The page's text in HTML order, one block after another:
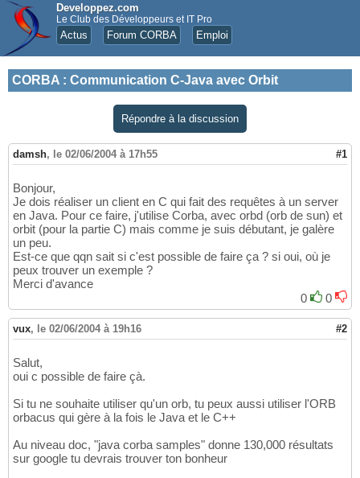
Developpez.com
Le Club des Développeurs et IT Pro
Actus Forum CORBA Emploi
CORBA : Communication C-Java avec Orbit
Répondre à la discussion
damsh, le 02/06/2004 à 17h55 #1
Bonjour,
Je dois réaliser un client en C qui fait des requêtes à un server
en Java. Pour ce faire, j'utilise Corba, avec orbd (orb de sun) et
orbit (pour la partie C) mais comme je suis débutant, je galère
un peu.
Est-ce que qqn sait si c'est possible de faire ça ? si oui, où je
peux trouver un exemple ?
Merci d'avance
0
0
vux, le 02/06/2004 à 19h16 #2
Salut,
oui c possible de faire çà.
Si tu ne souhaite utiliser qu'un orb, tu peux aussi utiliser l'ORB
orbacus qui gère à la fois le Java et le C++
Au niveau doc, "java corba samples" donne 130,000 résultats
sur google tu devrais trouver ton bonheur